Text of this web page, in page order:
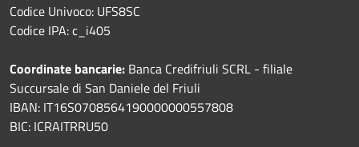
Codice Univoco: UFS8SC
Codice IPA: c_i405
Coordinate bancarie: Banca Credifriuli SCRL - filiale
Succursale di San Daniele del Friuli
IBAN: IT16S0708564190000000557808
BIC: ICRAITRRU50